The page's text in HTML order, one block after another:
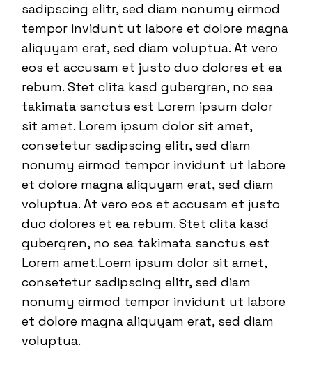
sadipscing elitr, sed diam nonumy eirmod
tempor invidunt ut labore et dolore magna
aliquyam erat, sed diam voluptua. At vero
eos et accusam et justo duo dolores et ea
rebum. Stet clita kasd gubergren, no sea
takimata sanctus est Lorem ipsum dolor
sit amet. Lorem ipsum dolor sit amet,
consetetur sadipscing elitr, sed diam
nonumy eirmod tempor invidunt ut labore
et dolore magna aliquyam erat, sed diam
voluptua. At vero eos et accusam et justo
duo dolores et ea rebum. Stet clita kasd
gubergren, no sea takimata sanctus est
Lorem amet.Loem ipsum dolor sit amet,
consetetur sadipscing elitr, sed diam
nonumy eirmod tempor invidunt ut labore
et dolore magna aliquyam erat, sed diam
voluptua.